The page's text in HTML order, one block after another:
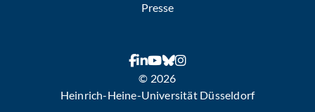
Presse
© 2026
Heinrich-Heine-Universität Düsseldorf